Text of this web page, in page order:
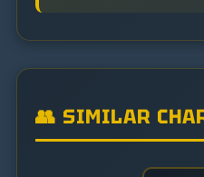
👥 SIMILAR